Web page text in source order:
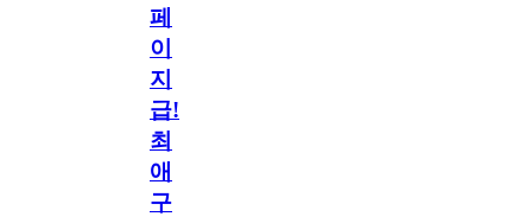
페
이
지
급!
최
애
구